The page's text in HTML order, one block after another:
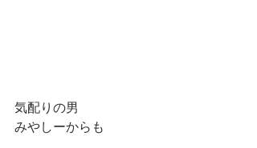
気配りの男
みやしーからも